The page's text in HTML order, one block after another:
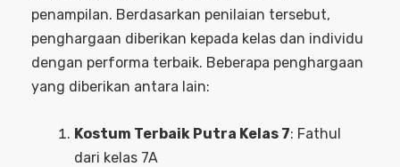
penampilan. Berdasarkan penilaian tersebut,
penghargaan diberikan kepada kelas dan individu
dengan performa terbaik. Beberapa penghargaan
yang diberikan antara lain:
Kostum Terbaik Putra Kelas 7: Fathul
dari kelas 7A